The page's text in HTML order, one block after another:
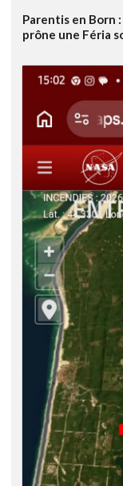
Parentis en Born
prône une Féria